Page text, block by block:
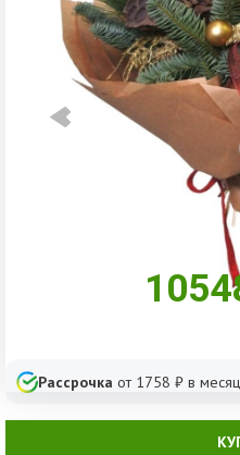
Рассрочка от 1758 ₽ в месяц